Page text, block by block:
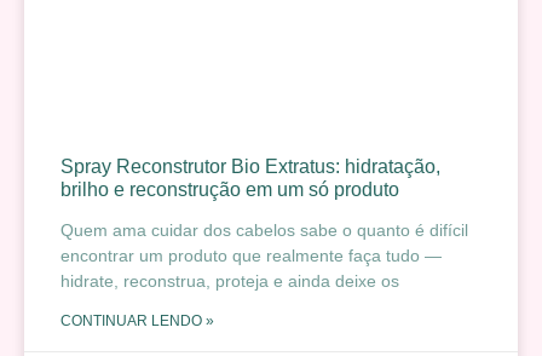
Spray Reconstrutor Bio Extratus: hidratação,
brilho e reconstrução em um só produto
Quem ama cuidar dos cabelos sabe o quanto é difícil
encontrar um produto que realmente faça tudo —
hidrate, reconstrua, proteja e ainda deixe os
CONTINUAR LENDO »